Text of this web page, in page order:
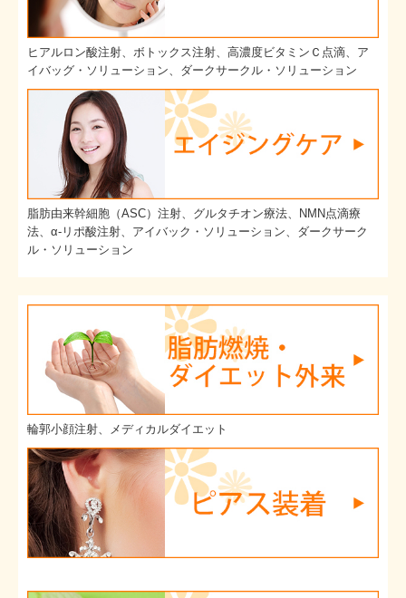
ヒアルロン酸注射、ボトックス注射、高濃度ビタミンＣ点滴、ア
イバッグ・ソリューション、ダークサークル・ソリューション
脂肪由来幹細胞（ASC）注射、グルタチオン療法、NMN点滴療
法、α-リポ酸注射、アイバック・ソリューション、ダークサーク
ル・ソリューション
輪郭小顔注射、メディカルダイエット